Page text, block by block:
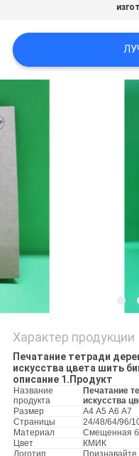
Характер продукции
Печатание тетради
искусства цвета шить
описание 1.Продукт
Название
продукта
Печатание
искусства
Размер
А4 А5 А6 А7
Страницы
24/48/64/96/
Материал
Смещенная
Цвет
КМИК